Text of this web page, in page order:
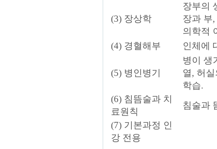
(3) 장상학
장부의
장과 부
의학적
(4) 경혈해부
인체에
(5) 병인병기
병이 생
열, 허
학습.
(6) 침뜸술과 치
료원칙
침술과
(7) 기본과정 인
강 전용